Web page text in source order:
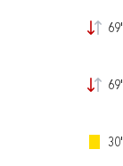
69'
69'
30'